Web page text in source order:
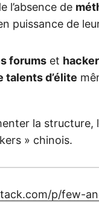
l’absence de
puissance de
forums et
talents d’élite
la structure,
» chinois.
p/few-